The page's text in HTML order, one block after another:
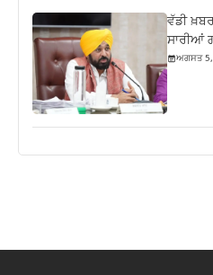
ਵੱਡੀ
ਸਾਰੀਆਂ
ਅਗਸਤ 5,